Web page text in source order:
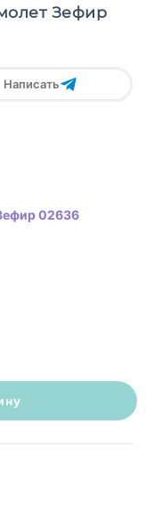
Зефир
Написать
02636